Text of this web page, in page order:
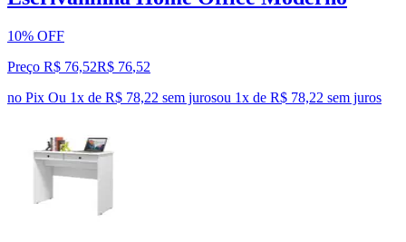
10% OFF
Preço R$ 76,52R$ 76,52
no Pix Ou 1x de R$ 78,22 sem jurosou 1x de R$ 78,22 sem juros